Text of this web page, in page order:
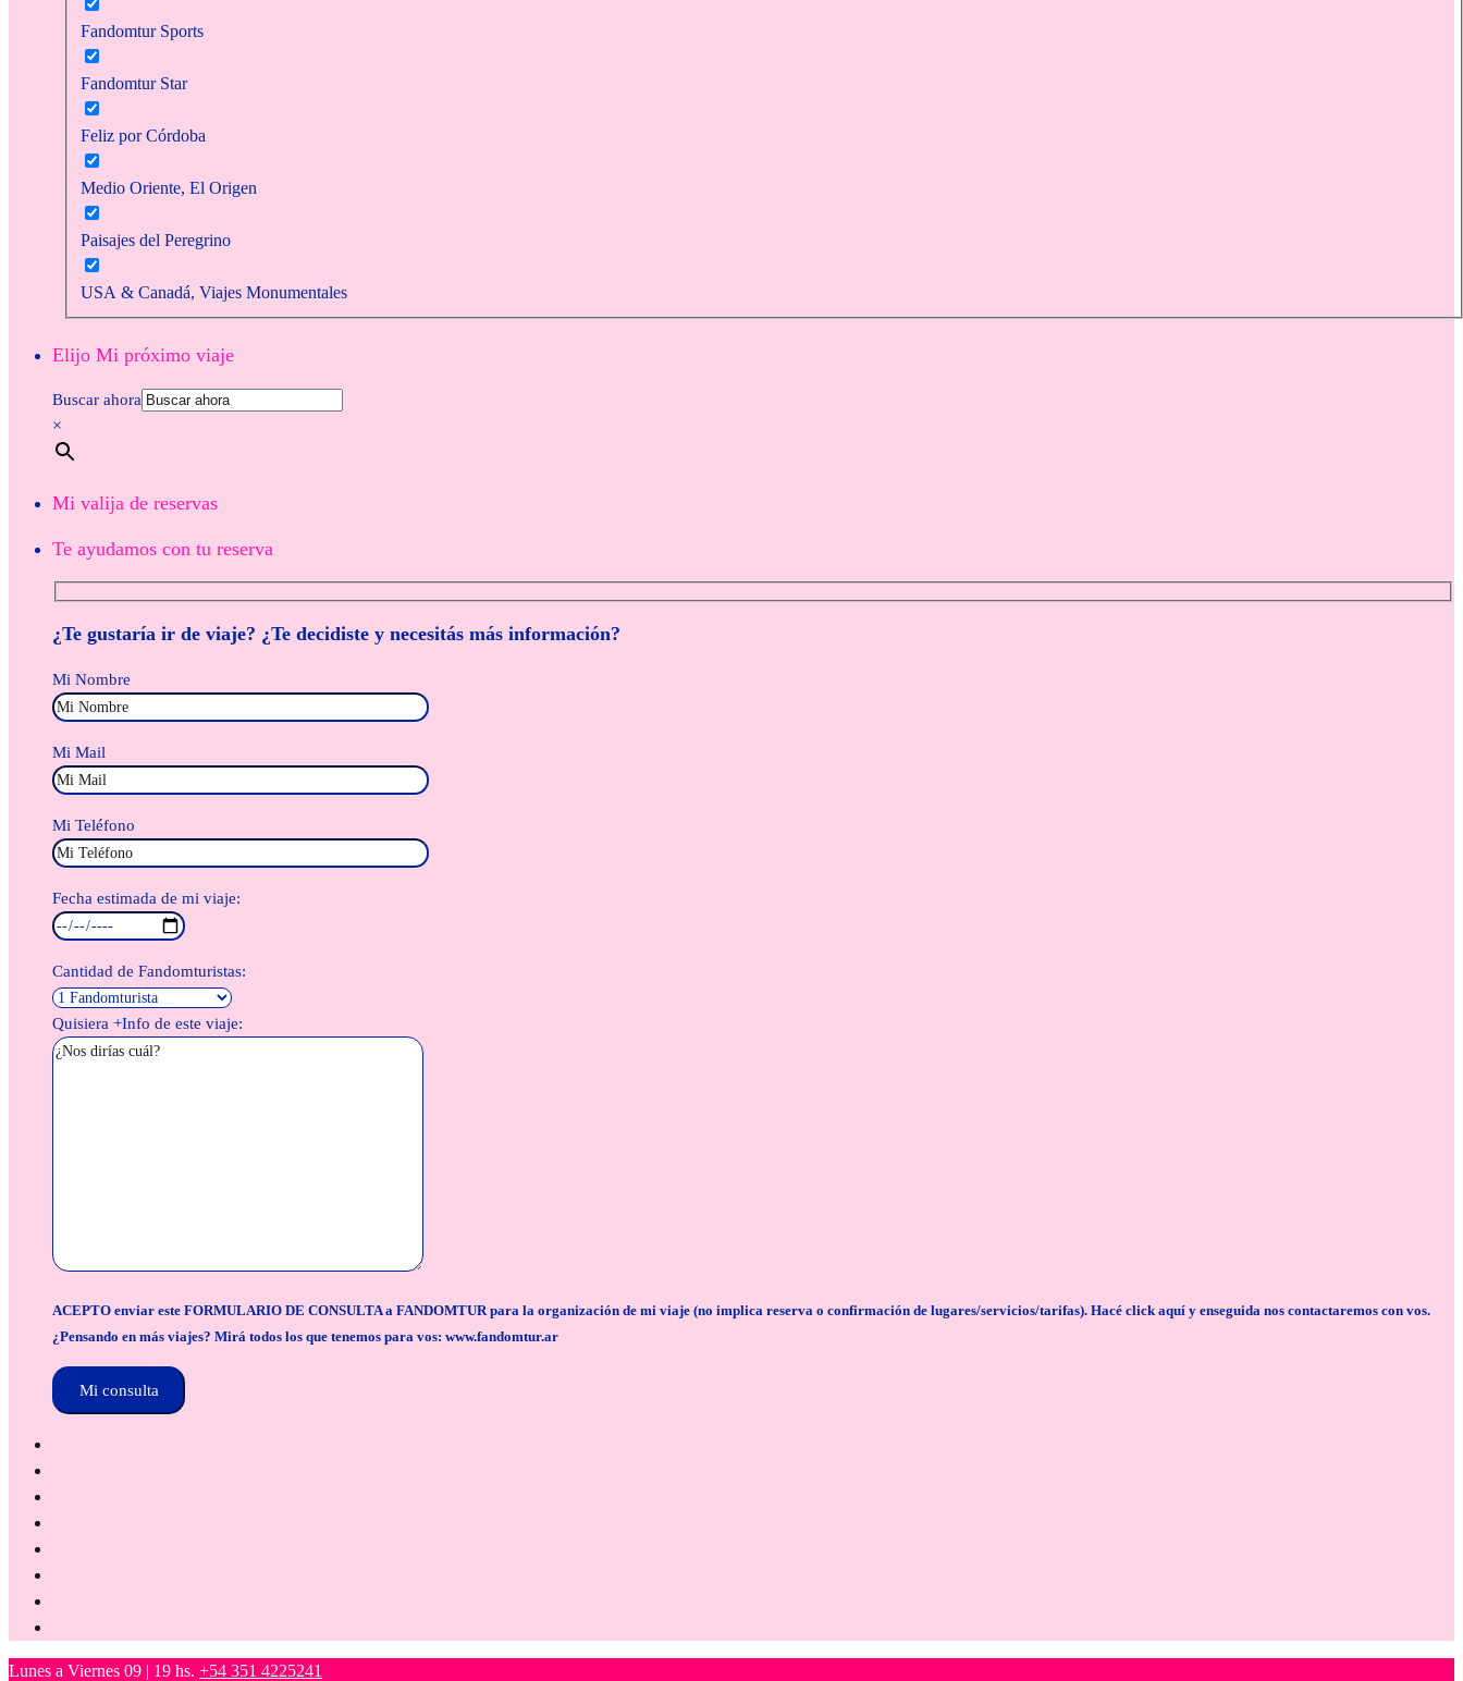
Fandomtur Sports
Fandomtur Star
Feliz por Córdoba
Medio Oriente, El Origen
Paisajes del Peregrino
USA & Canadá, Viajes Monumentales
Elijo Mi próximo viaje
Buscar ahora
×
Mi valija de reservas
Te ayudamos con tu reserva
¿Te gustaría ir de viaje? ¿Te decidiste y necesitás más información?
Mi Nombre
Mi Mail
Mi Teléfono
Fecha estimada de mi viaje:
Cantidad de Fandomturistas:
Quisiera +Info de este viaje:
ACEPTO enviar este FORMULARIO DE CONSULTA a FANDOMTUR para la organización de mi viaje (no implica reserva o confirmación de lugares/servicios/tarifas). Hacé click aquí y enseguida nos contactaremos con vos.
¿Pensando en más viajes? Mirá todos los que tenemos para vos: www.fandomtur.ar
Lunes a Viernes 09 | 19 hs. +54 351 4225241